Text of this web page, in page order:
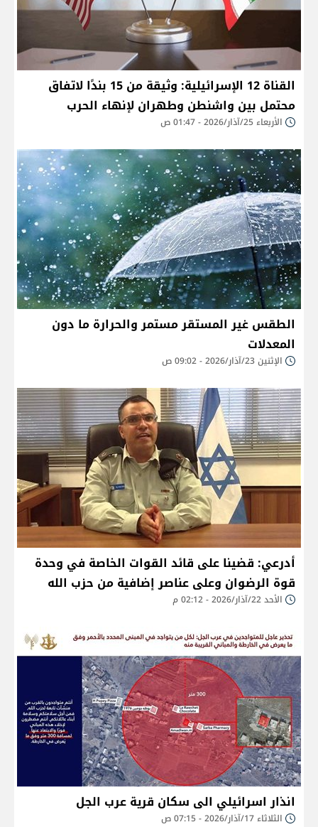
القناة 12 الإسرائيلية: وثيقة من 15 بندًا لاتفاق
محتمل بين واشنطن وطهران لإنهاء الحرب
الأربعاء 25/آذار/2026 - 01:47 ص
الطقس غير المستقر مستمر والحرارة ما دون
المعدلات
الإثنين 23/آذار/2026 - 09:02 ص
أدرعي: قضينا على قائد القوات الخاصة في وحدة
قوة الرضوان وعلى عناصر إضافية من حزب الله
الأحد 22/آذار/2026 - 02:12 م
انذار اسرائيلي الى سكان قرية عرب الجل
الثلاثاء 17/آذار/2026 - 07:15 ص